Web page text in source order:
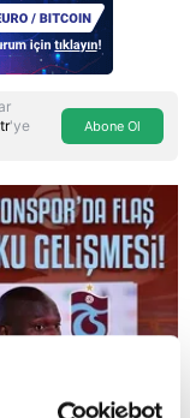
'ye
Abone Ol